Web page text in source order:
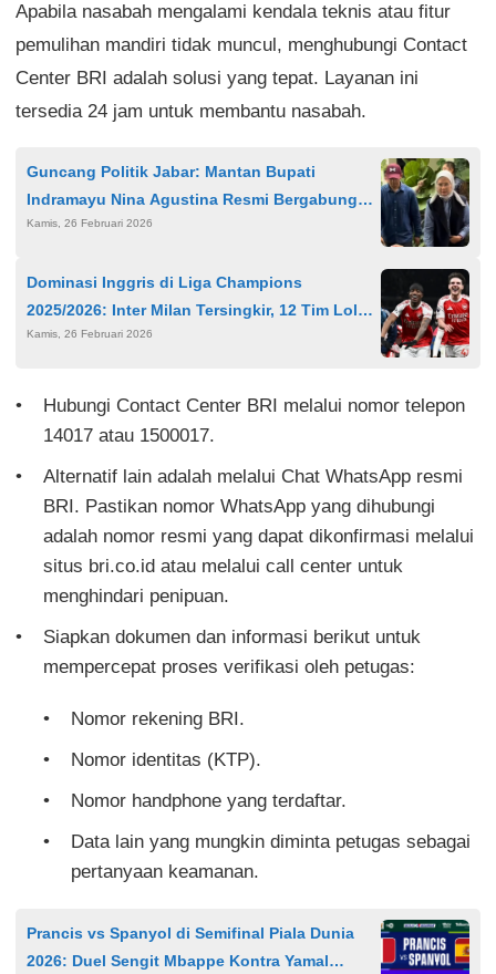
Apabila nasabah mengalami kendala teknis atau fitur
pemulihan mandiri tidak muncul, menghubungi Contact
Center BRI adalah solusi yang tepat. Layanan ini
tersedia 24 jam untuk membantu nasabah.
Guncang Politik Jabar: Mantan Bupati
Indramayu Nina Agustina Resmi Bergabung
PSI, Tinggalkan PDI Perjuangan
Kamis, 26 Februari 2026
Dominasi Inggris di Liga Champions
2025/2026: Inter Milan Tersingkir, 12 Tim Lolos
16 Besar
Kamis, 26 Februari 2026
Hubungi Contact Center BRI melalui nomor telepon
14017 atau 1500017.
Alternatif lain adalah melalui Chat WhatsApp resmi
BRI. Pastikan nomor WhatsApp yang dihubungi
adalah nomor resmi yang dapat dikonfirmasi melalui
situs bri.co.id atau melalui call center untuk
menghindari penipuan.
Siapkan dokumen dan informasi berikut untuk
mempercepat proses verifikasi oleh petugas:
Nomor rekening BRI.
Nomor identitas (KTP).
Nomor handphone yang terdaftar.
Data lain yang mungkin diminta petugas sebagai
pertanyaan keamanan.
Prancis vs Spanyol di Semifinal Piala Dunia
2026: Duel Sengit Mbappe Kontra Yamal